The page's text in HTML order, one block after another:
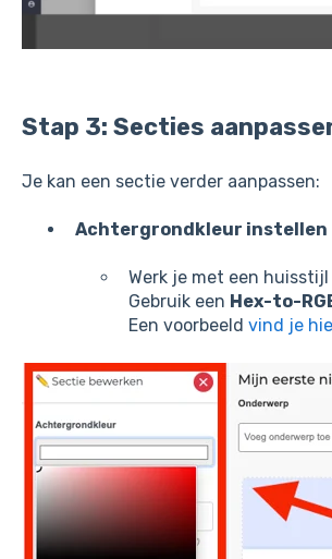
Stap 3: Secties
Je kan een sectie verder aanpassen:
Achtergrondkleur instellen
Werk je met een
Gebruik een Hex-to-
Een voorbeeld vind je